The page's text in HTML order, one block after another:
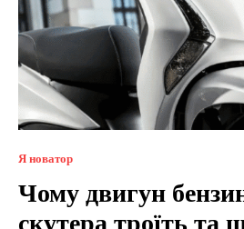
Я новатор
Чому двигун
скутера троїть та